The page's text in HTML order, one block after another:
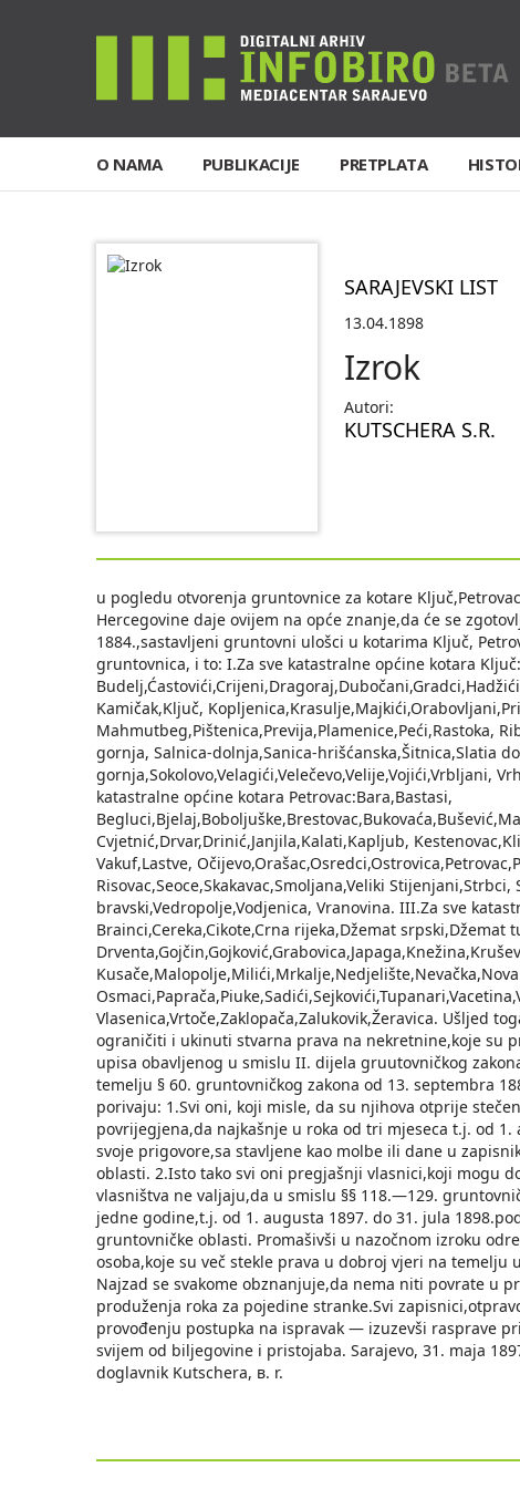
O NAMA PUBLIKACIJE PRETPLATA
SARAJEVSKI LIST
13.04.1898
Izrok
Autori:
KUTSCHERA S.R.
u pogledu otvorenja gruntovnice za kotare
Hercegovine daje ovijem na opće znanje,da će se
1884.,sastavljeni gruntovni ulošci u kotarima Ključ,
gruntovnica, i to: I.Za sve katastralne općine kotara
Kamičak,Ključ,
Mahmutbeg,Pištenica,Previja,Plamenice,Peći,Rastoka,
gornja, Salnica-dolnja,Sanica-hrišćanska,Šitnica,Slatiа
gornja,Sokolovo,Velagići,Velečevo,Velije,Vojići,Vrbljani,
katastralne općine kotara Petrovac:Bara,Bastasi,
Cvjetnić,Drvar,Drinić,Janjila,Kalati,Kapljub,
Vakuf,Lastve,
Risovac,Seoce,Skakavac,Smoljana,Veliki Stijenjani,Strbci,
bravski,Vedropolje,Vodjenica, Vranovina. III.Za sve
Brainci,Cereka,Cikote,Crna rijeka,Džemat srpski,Džemat
Vlasenica,Vrtoče,Zaklopača,Zalukovik,Žeravica. Ušljed
ograničiti i ukinuti stvarna prava na nekretnine,koje su
upisa obavljenog u smislu II. dijela gruutovničkog
temelju § 60. gruntovničkog zakona od 13. septembra
porivaju: 1.Svi oni, koji misle, da su njihova otprije
povrijegjena,da najkašnje u roka od tri mjeseca t.ј. od
svoje prigovore,sa stavljene kao molbe ili dane u
oblasti. 2.Isto tako svi oni pregjašnji vlasnici,koji mogu
vlasništva ne valjaju,da u smislu §§ 118.—129.
jedne godine,t.j. od 1. augusta 1897. do 31. jula
gruntovničke oblasti. Promašivši u nazočnom izroku
osoba,kоје su več stekle prava u dobroj vjeri na
Najzad se svakome obznanjuje,da nema niti povrate u
produženja roka za pojedine stranke.Svi
provođenju postupka na ispravak — izuzevši rasprave
svijem od biljegovine i pristojaba. Sarajevo, 31. maja
doglavnik Kutschera, в. r.